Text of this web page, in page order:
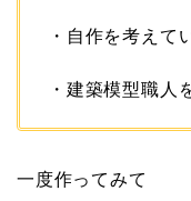
・自作を考えて
・建築模型職人
一度作ってみて